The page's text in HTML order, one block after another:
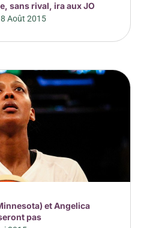
sans rival, ira aux JO
Août 2015
et Angelica
pas